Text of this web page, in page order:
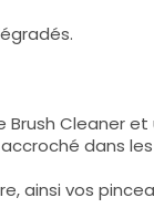
Cleaner
dans les
ainsi vos